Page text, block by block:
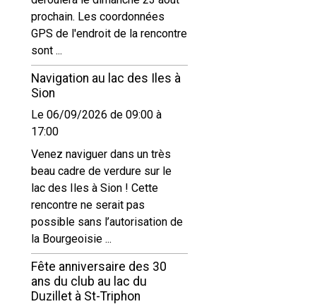
prochain. Les coordonnées
GPS de l'endroit de la rencontre
sont ...
Navigation au lac des Iles à
Sion
Le 06/09/2026 de 09:00 à
17:00
Venez naviguer dans un très
beau cadre de verdure sur le
lac des Iles à Sion ! Cette
rencontre ne serait pas
possible sans l’autorisation de
la Bourgeoisie ...
Fête anniversaire des 30
ans du club au lac du
Duzillet à St-Triphon